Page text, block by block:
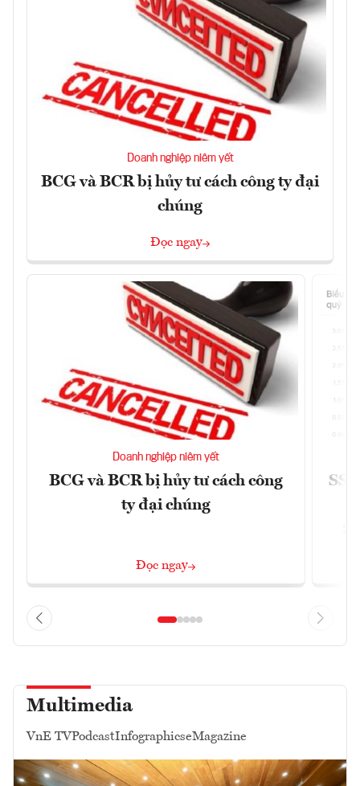
Doanh nghiệp niêm yết
BCG và BCR bị hủy tư cách công ty đại
chúng
Đọc ngay
Doanh nghiệp niêm yết
BCG và BCR bị hủy tư cách công
ty đại chúng
Đọc ngay
SSI
Multimedia
VnE TVPodcastInfographicseMagazine